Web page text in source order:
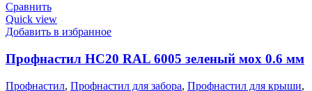
Сравнить
Quick view
Добавить в избранное
Профнастил НС20 RAL 6005 зеленый мох 0.6 мм
Профнастил, Профнастил для забора, Профнастил для крыши,